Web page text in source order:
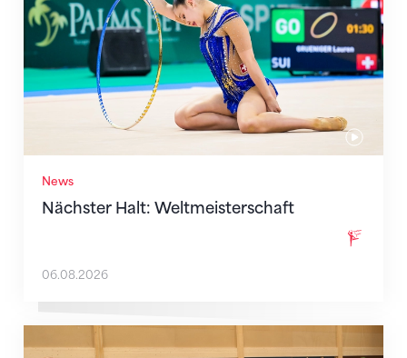
News
Nächster Halt: Weltmeisterschaft
06.08.2026
Mit klaren Zielen nach Zagreb